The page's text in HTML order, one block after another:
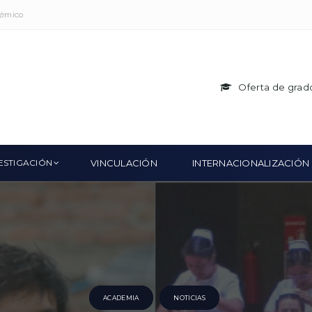
Oferta de
VINCULACIÓN INTERNACIONALIZACIÓN
ACADEMIA NOTICIAS